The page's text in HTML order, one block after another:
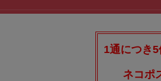
1通につき5
ネコポ